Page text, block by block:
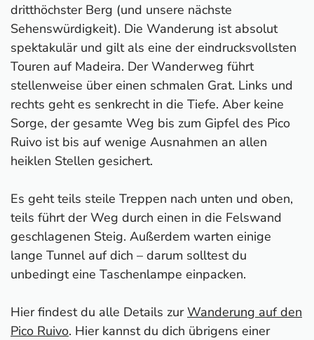
dritthöchster Berg (und unsere nächste
Sehenswürdigkeit). Die Wanderung ist absolut
spektakulär und gilt als eine der eindrucksvollsten
Touren auf Madeira. Der Wanderweg führt
stellenweise über einen schmalen Grat. Links und
rechts geht es senkrecht in die Tiefe. Aber keine
Sorge, der gesamte Weg bis zum Gipfel des Pico
Ruivo ist bis auf wenige Ausnahmen an allen
heiklen Stellen gesichert.
Es geht teils steile Treppen nach unten und oben,
teils führt der Weg durch einen in die Felswand
geschlagenen Steig. Außerdem warten einige
lange Tunnel auf dich – darum solltest du
unbedingt eine Taschenlampe einpacken.
Hier findest du alle Details zurWanderung auf den
Pico Ruivo. Hier kannst du dich übrigens einer